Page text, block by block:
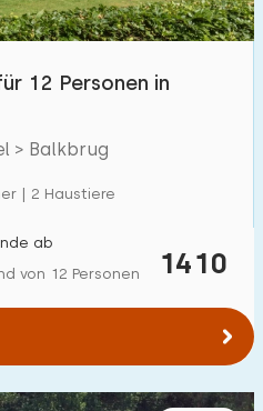
12 Personen in
> Balkbrug
| 2 Haustiere
1410
ab
von 12 Personen